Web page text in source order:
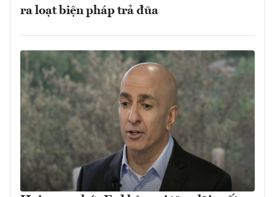
ra loạt biện pháp trả đũa